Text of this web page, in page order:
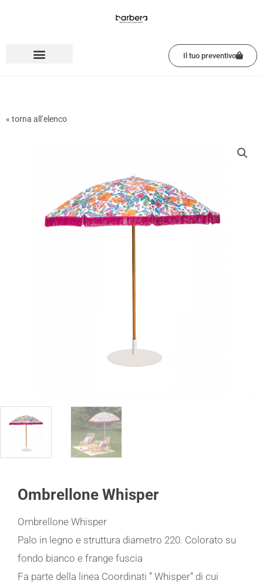
Il tuo preventivo
« torna all’elenco
Ombrellone Whisper
Ombrellone Whisper
Palo in legno e struttura diametro 220. Colorato su
fondo bianco e frange fuscia
Fa parte della linea Coordinati ” Whisper” di cui